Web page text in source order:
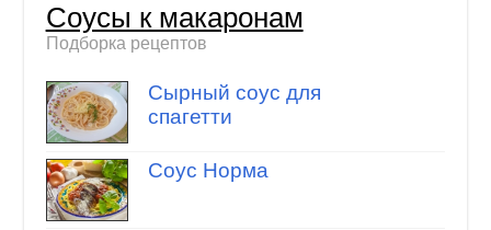
Соусы к макаронам
Подборка рецептов
Сырный соус для
спагетти
Соус Норма